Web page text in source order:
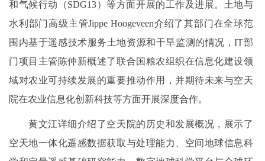
和气候行动（SDG13）等方面开展的工作及进展。土地与
水利部门高级主管Jippe Hoogeveen介绍了其部门在全球范
围内基于遥感技术服务土地资源和干旱监测的情况，IT部
门项目主管陈仲新概述了联合国粮农组织在信息化建设领
域对农业可持续发展的重要推动作用，并期待未来与空天
院在农业信息化创新科技等方面开展深度合作。
黄文江详细介绍了空天院的历史和发展概况，展示了
空天地一体化遥感数据获取与处理能力、空间地球信息科